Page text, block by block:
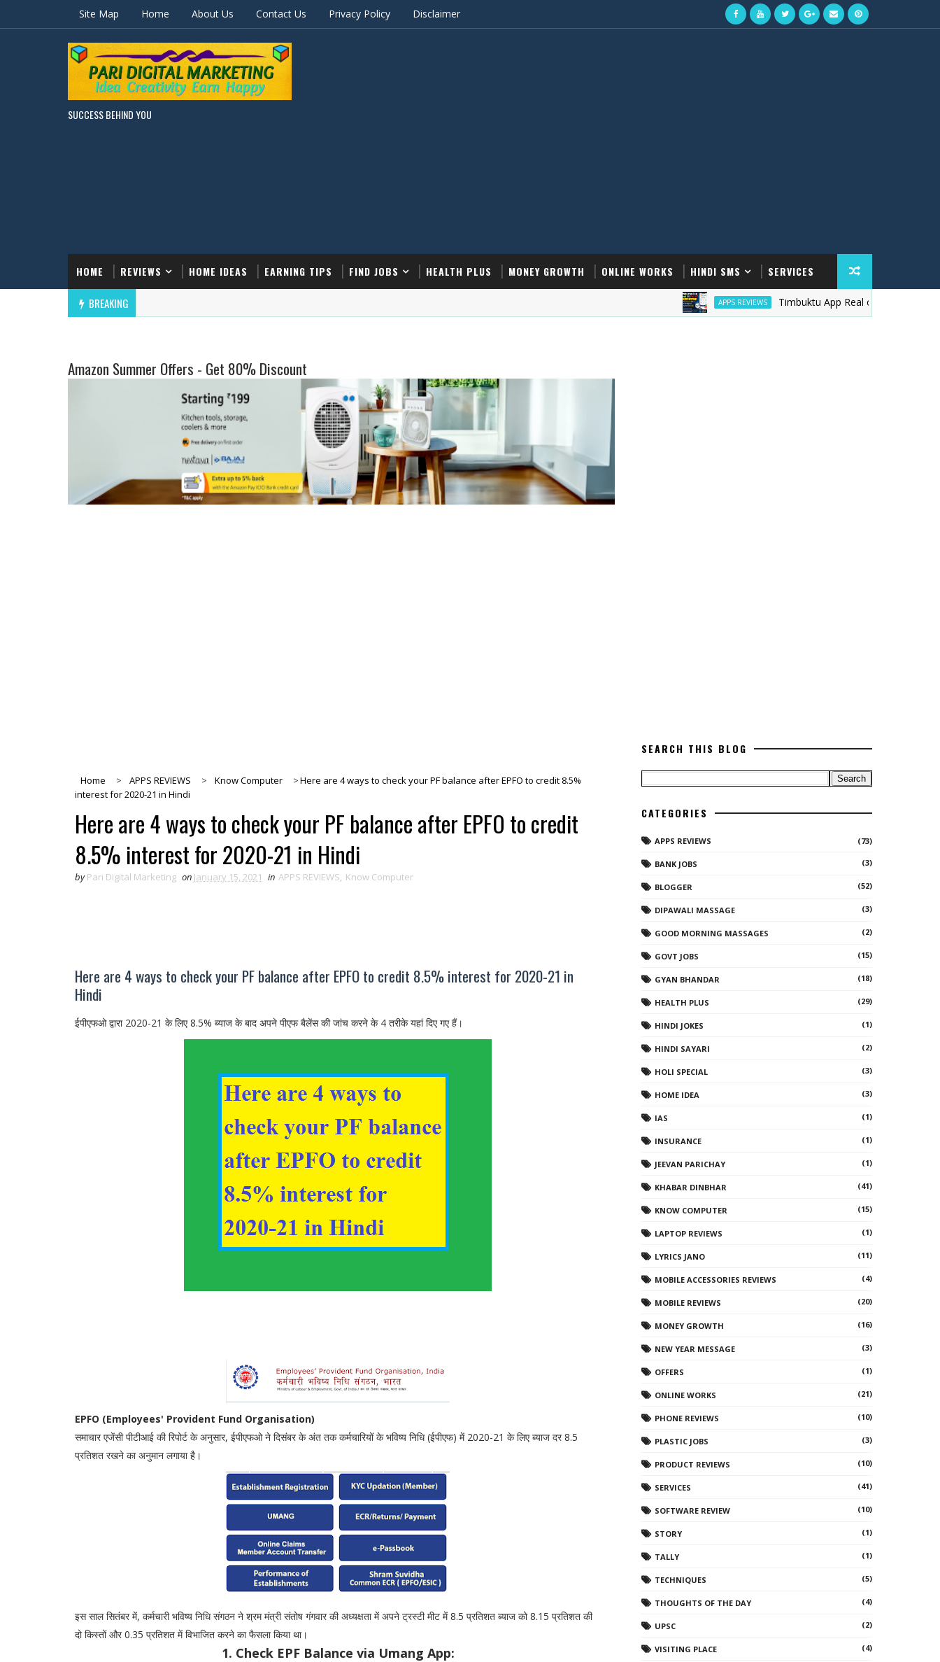
Site Map Home About Us Contact Us Privacy Policy Disclaimer
SUCCESS BEHIND YOU
HOME REVIEWS HOME IDEAS EARNING TIPS FIND JOBS HEALTH PLUS MONEY GROWTH ONLINE WORKS HINDI SMS SERVICES
BREAKING APPS REVIEWS Timbuktu App Real or Fake in Hindi? जानिए
Amazon Summer Offers - Get 80% Discount
Home > APPS REVIEWS > Know Computer >Here are 4 ways to check your PF balance after EPFO to credit 8.5%
interest for 2020-21 in Hindi
Here are 4 ways to check your PF balance after EPFO to credit
8.5% interest for 2020-21 in Hindi
by Pari Digital Marketing on January 15, 2021 in APPS REVIEWS, Know Computer
Here are 4 ways to check your PF balance after EPFO to credit 8.5% interest for 2020-21 in
Hindi
ईपीएफओ द्वारा 2020-21 के लिए 8.5% ब्याज के बाद अपने पीएफ बैलेंस की जांच करने के 4 तरीके यहां दिए गए हैं।
EPFO (Employees' Provident Fund Organisation)
समाचार एजेंसी पीटीआई की रिपोर्ट के अनुसार, ईपीएफओ ने दिसंबर के अंत तक कर्मचारियों के भविष्य निधि (ईपीएफ) में 2020-21 के लिए ब्याज दर 8.5
प्रतिशत रखने का अनुमान लगाया है।
इस साल सितंबर में, कर्मचारी भविष्य निधि संगठन ने श्रम मंत्री संतोष गंगवार की अध्यक्षता में अपने ट्रस्टी मीट में 8.5 प्रतिशत ब्याज को 8.15 प्रतिशत की
दो किस्तों और 0.35 प्रतिशत में विभाजित करने का फैसला किया था।
1. Check EPF Balance via Umang App:
SEARCH THIS BLOG
CATEGORIES
APPS REVIEWS (73)
BANK JOBS (3)
BLOGGER (52)
DIPAWALI MASSAGE (3)
GOOD MORNING MASSAGES (2)
GOVT JOBS (15)
GYAN BHANDAR (18)
HEALTH PLUS (29)
HINDI JOKES (1)
HINDI SAYARI (2)
HOLI SPECIAL (3)
HOME IDEA (3)
IAS (1)
INSURANCE (1)
JEEVAN PARICHAY (1)
KHABAR DINBHAR (41)
KNOW COMPUTER (15)
LAPTOP REVIEWS (1)
LYRICS JANO (11)
MOBILE ACCESSORIES REVIEWS (4)
MOBILE REVIEWS (20)
MONEY GROWTH (16)
NEW YEAR MESSAGE (3)
OFFERS (1)
ONLINE WORKS (21)
PHONE REVIEWS (10)
PLASTIC JOBS (3)
PRODUCT REVIEWS (10)
SERVICES (41)
SOFTWARE REVIEW (10)
STORY (1)
TALLY (1)
TECHNIQUES (5)
THOUGHTS OF THE DAY (4)
UPSC (2)
VISITING PLACE (4)